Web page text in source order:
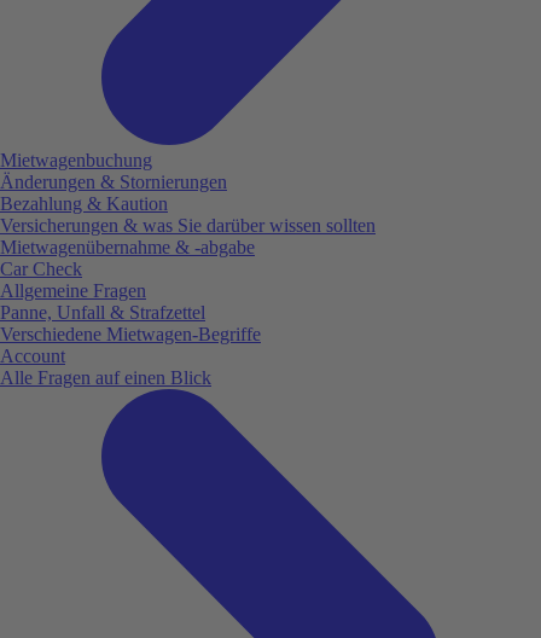
Mietwagenbuchung
Änderungen & Stornierungen
Bezahlung & Kaution
Versicherungen & was Sie darüber wissen sollten
Mietwagenübernahme & -abgabe
Car Check
Allgemeine Fragen
Panne, Unfall & Strafzettel
Verschiedene Mietwagen-Begriffe
Account
Alle Fragen auf einen Blick